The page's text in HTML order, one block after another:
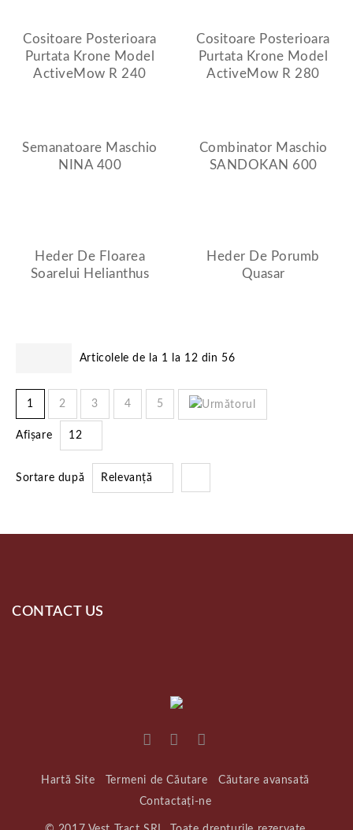
Cositoare Posterioara
Purtata Krone Model
ActiveMow R 240
Cositoare Posterioara
Purtata Krone Model
ActiveMow R 280
Semanatoare Maschio
NINA 400
Combinator Maschio
SANDOKAN 600
Heder De Floarea
Soarelui Helianthus
Heder De Porumb
Quasar
Articolele de la 1 la 12 din 56
1 2 3 4 5
Afișare 12
Sortare după Relevanță
CONTACT US
Hartă Site Termeni de Căutare
Căutare avansată
Contactați-ne